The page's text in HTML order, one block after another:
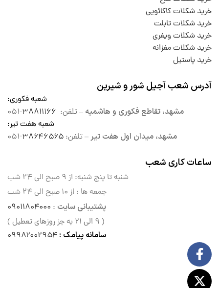
خرید شکلات کاکائویی
خرید شکلات تابلت
خرید شکلات ویفری
خرید شکلات مغزانه
خرید پاستیل
آدرس شعب آجیل شور و شیرین
شعبه فکوری:
مشهد، تقاطع فکوری و هاشمیه –تلفن: ۳۸۸۱۱۱۶۶-۰۵۱
شعبه هفت تیر:
مشهد، میدان اول هفت تیر –تلفن: ۳۸۶۴۶۵۶۵-۰۵۱
ساعات کاری شعب
شنبه تا پنج شنبه: از ۹ صبح الی
۲۴ شب
جمعه ها : از ۱۰ صبح الی ۲۴ شب
پشتیبانی سایت : ۰۹۰۱۱۸۰۴۰۰۰
( ۹ الی ۲۱ به جز روزهای تعطیل )
سامانه پیامک : ۰۹۹۸۲۰۰۲۹۵۴